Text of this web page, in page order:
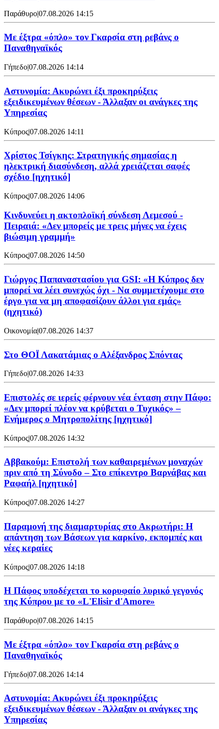
Παράθυρο|07.08.2026 14:15
Mε έξτρα «όπλο» τον Γκαρσία στη ρεβάνς ο
Παναθηναϊκός
Γήπεδο|07.08.2026 14:14
Αστυνομία: Ακυρώνει έξι προκηρύξεις
εξειδικευμένων θέσεων - Άλλαξαν οι ανάγκες της
Υπηρεσίας
Κύπρος|07.08.2026 14:11
Χρίστος Τσίγκης: Στρατηγικής σημασίας η
ηλεκτρική διασύνδεση, αλλά χρειάζεται σαφές
σχέδιο [ηχητικό]
Κύπρος|07.08.2026 14:06
Κινδυνεύει η ακτοπλοϊκή σύνδεση Λεμεσού -
Πειραιά: «Δεν μπορείς με τρεις μήνες να έχεις
βιώσιμη γραμμή»
Κύπρος|07.08.2026 14:50
Γιώργος Παπαναστασίου για GSI: «Η Κύπρος δεν
μπορεί να λέει συνεχώς όχι - Να συμμετέχουμε στο
έργο για να μη αποφασίζουν άλλοι για εμάς»
(ηχητικό)
Οικονομία|07.08.2026 14:37
Στο ΘΟΪ Λακατάμιας ο Αλέξανδρος Σπόντας
Γήπεδο|07.08.2026 14:33
Επιστολές σε ιερείς φέρνουν νέα ένταση στην Πάφο:
«Δεν μπορεί πλέον να κρύβεται ο Τυχικός» –
Ενήμερος ο Μητροπολίτης [ηχητικό]
Κύπρος|07.08.2026 14:32
Αββακούμ: Επιστολή των καθαιρεμένων μοναχών
πριν από τη Σύνοδο – Στο επίκεντρο Βαρνάβας και
Ραφαήλ [ηχητικό]
Κύπρος|07.08.2026 14:27
Παραμονή της διαμαρτυρίας στο Ακρωτήρι: Η
απάντηση των Βάσεων για καρκίνο, εκπομπές και
νέες κεραίες
Κύπρος|07.08.2026 14:18
Η Πάφος υποδέχεται το κορυφαίο λυρικό γεγονός
της Κύπρου με το «L'Elisir d'Amore»
Παράθυρο|07.08.2026 14:15
Mε έξτρα «όπλο» τον Γκαρσία στη ρεβάνς ο
Παναθηναϊκός
Γήπεδο|07.08.2026 14:14
Αστυνομία: Ακυρώνει έξι προκηρύξεις
εξειδικευμένων θέσεων - Άλλαξαν οι ανάγκες της
Υπηρεσίας